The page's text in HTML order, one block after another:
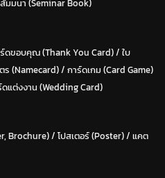
มมนา (Seminar Book)
ดขอบคุณ (Thank You Card)/ ใบ
ร (Namecard)/ การ์ดเกม (Card Game)
ดแต่งงาน (Wedding Card)
Brochure)/ โปสเตอร์ (Poster) / แคต